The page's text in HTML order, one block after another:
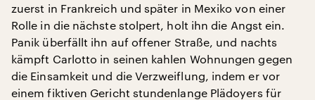
zuerst in Frankreich und später in Mexiko von einer
Rolle in die nächste stolpert, holt ihn die Angst ein.
Panik überfällt ihn auf offener Straße, und nachts
kämpft Carlotto in seinen kahlen Wohnungen gegen
die Einsamkeit und die Verzweiflung, indem er vor
einem fiktiven Gericht stundenlange Plädoyers für